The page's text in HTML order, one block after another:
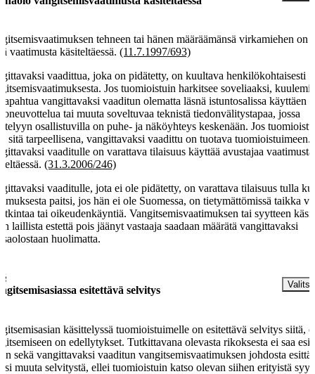
tehneen tai hänen määräämänsä virkamiehen on
vaatimusta käsiteltäessä. (11.7.1997/693)
vaadittua, joka on pidätetty, on kuultava henkilökohtaisesti
Jos tuomioistuin harkitsee soveliaaksi,
vangittavaksi vaaditun olematta läsnä istuntosalissa käyttäen
tai muuta soveltuvaa teknistä tiedonvälitystapaa, jossa
osallistuvilla on puhe- ja näköyhteys keskenään. Jos
sitä tarpeellisena, vangittavaksi vaadittu on tuotava tuomioistuimeen.
vaaditulle on varattava tilaisuus käyttää avustajaa vaatimusta
(31.3.2006/246)
vaaditulle, jota ei ole pidätetty, on varattava tilaisuus tulla
paitsi, jos hän ei ole Suomessa, on tietymättömissä taikka
tai oikeudenkäyntiä. Vangitsemisvaatimuksen tai syytteen
laillista estettä pois jäänyt vastaaja saadaan määrätä vangittavaksi
huolimatta.
esitettävä selvitys
käsittelyssä tuomioistuimelle on esitettävä selvitys siitä,
on edellytykset. Tutkittavana olevasta rikoksesta ei saa
sekä vangittavaksi vaaditun vangitsemisvaatimuksen johdosta
muuta selvitystä, ellei tuomioistuin katso olevan siihen erityistä